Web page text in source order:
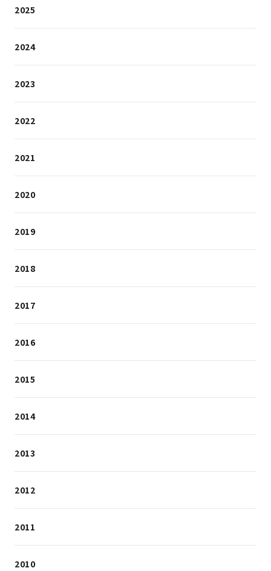
2025
2024
2023
2022
2021
2020
2019
2018
2017
2016
2015
2014
2013
2012
2011
2010